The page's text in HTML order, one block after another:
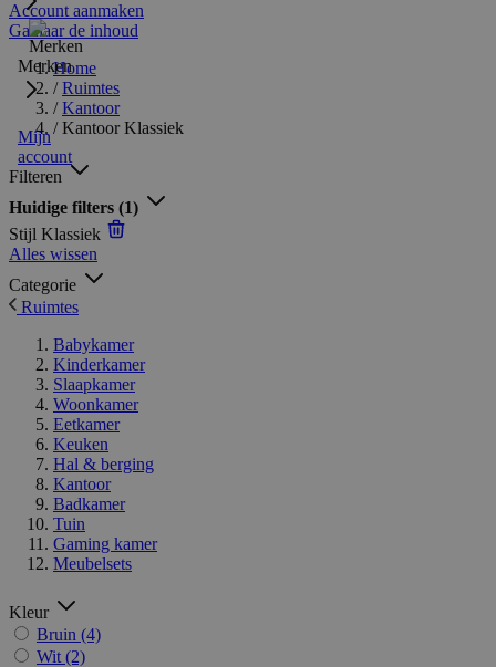
Merken
Mijn
account
Account aanmaken
Ga naar de inhoud
Home
/ Ruimtes
/ Kantoor
/ Kantoor Klassiek
Filteren
Huidige filters (1)
Stijl Klassiek
Alles wissen
Categorie
Ruimtes
Babykamer
Kinderkamer
Slaapkamer
Woonkamer
Eetkamer
Keuken
Hal & berging
Kantoor
Badkamer
Tuin
Gaming kamer
Meubelsets
Kleur
Bruin (4)
Wit (2)